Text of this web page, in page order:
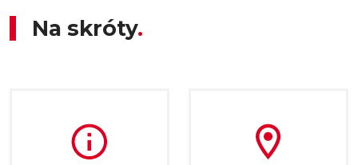
Na skróty